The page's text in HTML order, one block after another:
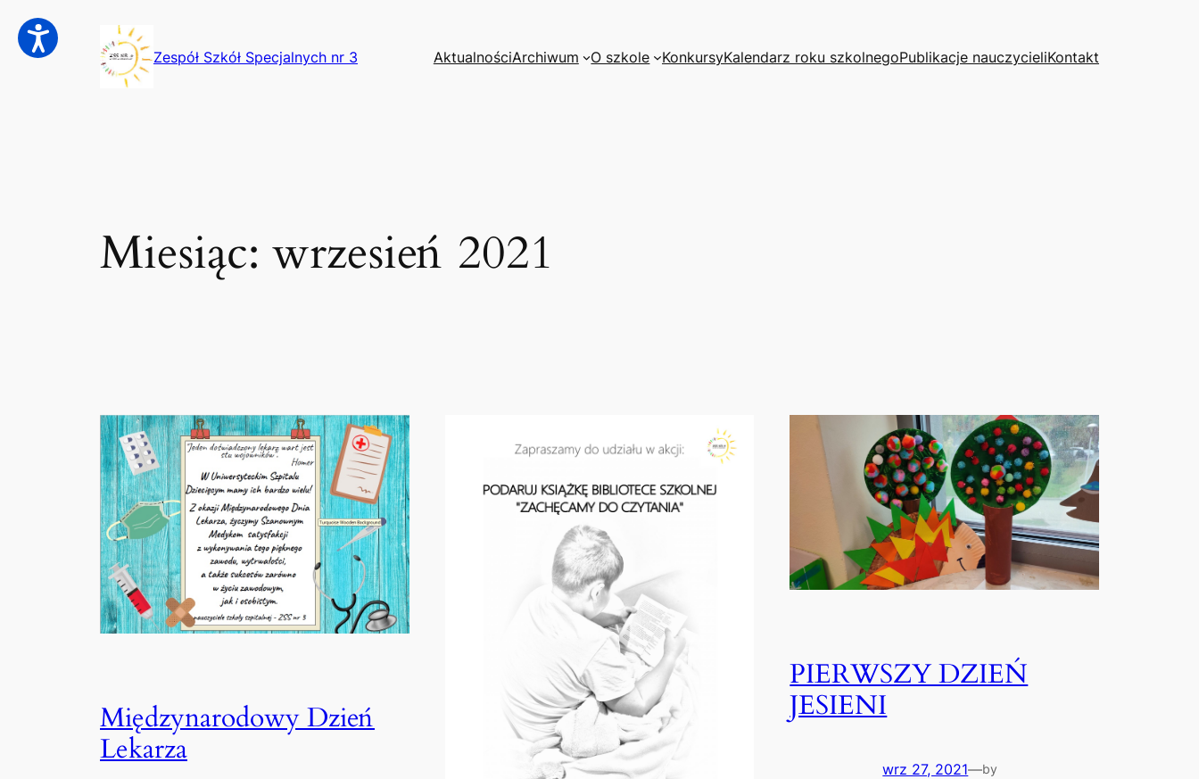
Przejdź
do
treści
Zespół Szkół Specjalnych nr 3 AktualnościArchiwum O szkole KonkursyKalendarz roku szkolnegoPublikacje nauczycieliKontakt
Miesiąc: wrzesień 2021
Międzynarodowy Dzień
Lekarza
PIERWSZY DZIEŃ
JESIENI
wrz 27, 2021—by